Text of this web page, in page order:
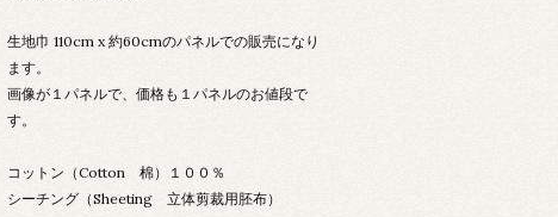
生地巾 110cm x 約60cmのパネルでの販売になり
ます。
画像が１パネルで、価格も１パネルのお値段で
す。
コットン（Cotton 棉）１００％
シーチング（Sheeting 立体剪裁用胚布）